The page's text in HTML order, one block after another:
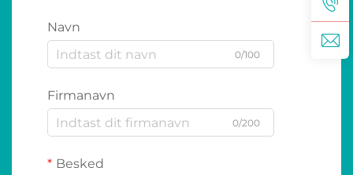
Navn
0/100
Firmanavn
0/200
Besked